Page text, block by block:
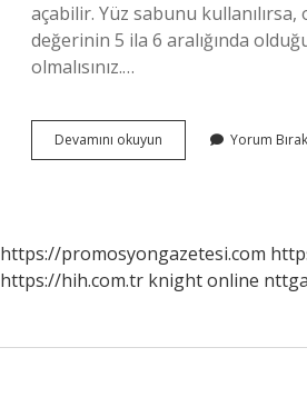
açabilir. Yüz sabunu kullanılırsa,
değerinin 5 ila 6 aralığında
olmalısınız.…
Devamını okuyun
Nasıl
Yorum Bırak
https://promosyongazetesi.com
https://hih.com.tr knight online